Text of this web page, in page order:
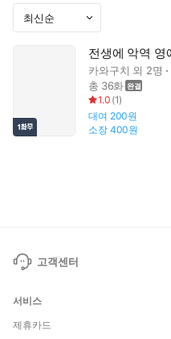
카와구치 외 2명
총 36화
1.0 (1)
대여 200원
소장 400원
고객센터
서비스
제휴카드